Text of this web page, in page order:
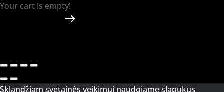
Your cart is empty!
Sklandžiam svetainės veikimui naudojame slapukus